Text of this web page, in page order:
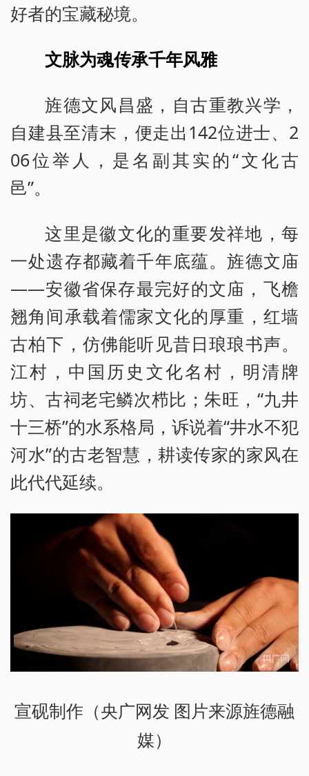
好者的宝藏秘境。
文脉为魂传承千年风雅
旌德文风昌盛，自古重教兴学，
自建县至清末，便走出142位进士、2
06位举人，是名副其实的“文化古
邑”。
这里是徽文化的重要发祥地，每
一处遗存都藏着千年底蕴。旌德文庙
——安徽省保存最完好的文庙，飞檐
翘角间承载着儒家文化的厚重，红墙
古柏下，仿佛能听见昔日琅琅书声。
江村，中国历史文化名村，明清牌
坊、古祠老宅鳞次栉比；朱旺，“九井
十三桥”的水系格局，诉说着“井水不犯
河水”的古老智慧，耕读传家的家风在
此代代延续。
宣砚制作（央广网发 图片来源旌德融
媒）